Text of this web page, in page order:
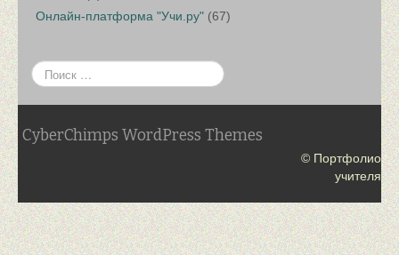
Онлайн-платформа "Учи.ру" (67)
CyberChimps WordPress Themes
© Портфолио
учителя